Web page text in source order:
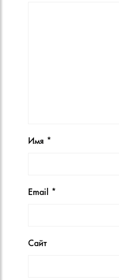
Имя *
Email *
Сайт